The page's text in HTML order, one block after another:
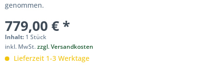
genommen.
779,00 € *
Inhalt: 1 Stück
inkl. MwSt.zzgl. Versandkosten
Lieferzeit 1-3 Werktage